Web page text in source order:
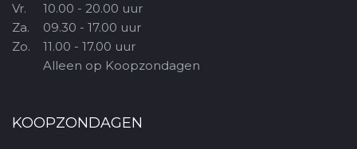
Vr.
Za.
Zo.
10.00 - 20.00 uur
09.30 - 17.00 uur
11.00 - 17.00 uur
Alleen op Koopzondagen
KOOPZONDAGEN